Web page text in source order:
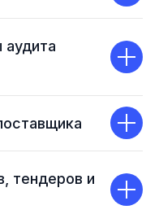
тендеров и